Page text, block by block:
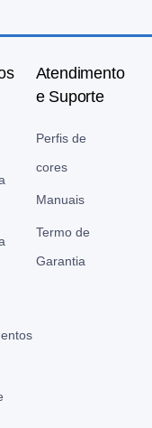
Atendimento
e Suporte
Perfis de
cores
Manuais
Termo de
Garantia